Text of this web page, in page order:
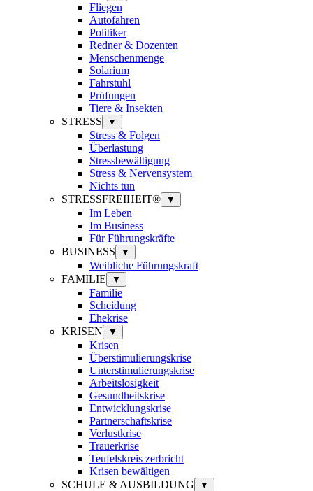
Fliegen
Autofahren
Politiker
Redner & Dozenten
Menschenmenge
Solarium
Fahrstuhl
Prüfungen
Tiere & Insekten
STRESS
▼
Stress & Folgen
Überlastung
Stressbewältigung
Stress & Nervensystem
Nichts tun
STRESSFREIHEIT®
▼
Im Leben
Im Business
Für Führungskräfte
BUSINESS
▼
Weibliche Führungskraft
FAMILIE
▼
Familie
Scheidung
Ehekrise
KRISEN
▼
Krisen
Überstimulierungskrise
Unterstimulierungskrise
Arbeitslosigkeit
Gesundheitskrise
Entwicklungskrise
Partnerschaftskrise
Verlustkrise
Trauerkrise
Teufelskreis zerbricht
Krisen bewältigen
SCHULE & AUSBILDUNG
▼